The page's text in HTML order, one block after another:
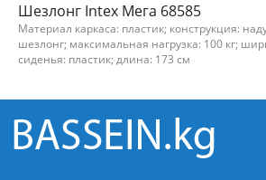
Шезлонг Intex Мега 68585
Материал каркаса: пластик; конструкция:
шезлонг; максимальная нагрузка: 100 кг;
сиденья: пластик; длина: 173 см